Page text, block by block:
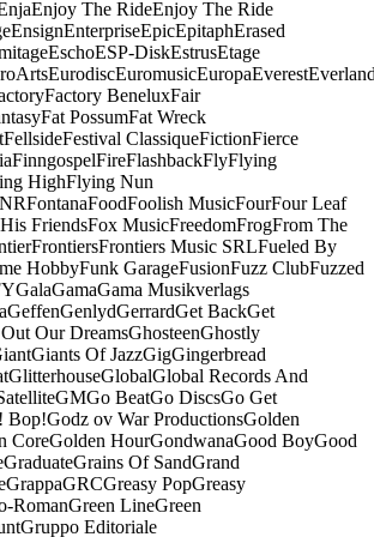
Enjoy The RideEnjoy The Ride
EnsignEnterpriseEpicEpitaphErased
EschoESP-DiskEstrusEtage
EurodiscEuromusicEuropaEverest
Factory BeneluxFair
Fat PossumFat Wreck
FellsideFestival ClassiqueFictionFierce
FinngospelFireFlashbackFlyFlying
HighFlying Nun
FontanaFoodFoolish MusicFourFour Leaf
FriendsFox MusicFreedomFrogFrom The
FrontiersFrontiers Music SRLFueled By
HobbyFunk GarageFusionFuzz ClubFuzzed
GalaGamaGama Musikverlags
GeffenGenlydGerrardGet BackGet
Our DreamsGhosteenGhostly
Giants Of JazzGigGingerbread
GlitterhouseGlobalGlobal Records And
GMGo BeatGo DiscsGo Get
Bop!Godz ov War ProductionsGolden
CoreGolden HourGondwanaGood BoyGood
GraduateGrains Of SandGrand
GrappaGRCGreasy PopGreasy
RomanGreen LineGreen
Gruppo Editoriale